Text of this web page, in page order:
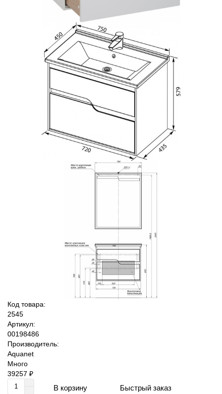
Код товара:
2545
Артикул:
00198486
Производитель:
Aquanet
Много
39257 ₽
В корзину Быстрый заказ